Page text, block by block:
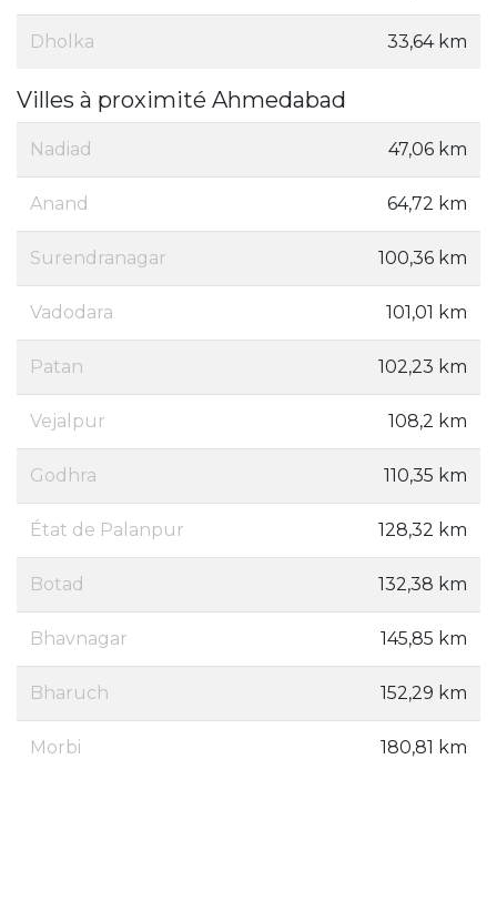
Dholka 33,64 km
Villes à proximité Ahmedabad
Nadiad 47,06 km
Anand 64,72 km
Surendranagar 100,36 km
Vadodara 101,01 km
Patan 102,23 km
Vejalpur 108,2 km
Godhra 110,35 km
État de Palanpur 128,32 km
Botad 132,38 km
Bhavnagar 145,85 km
Bharuch 152,29 km
Morbi 180,81 km